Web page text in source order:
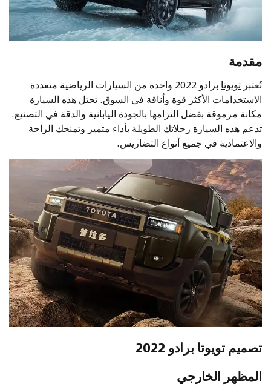
مقدمة
تُعتبر تويوتا
برادو 2022 واحدة من السيارات الرياضية متعددة
الاستخدامات الأكثر قوة وأناقة في السوق. تحتل هذه السيارة
مكانة مرموقة بفضل التزامها بالجودة اليابانية والدقة في التصنيع.
تدعم هذه السيارة رحلاتك الطويلة بأداء متميز وتمنحك الراحة
والاعتمادية في جميع أنواع التضاريس.
تصميم تويوتا برادو 2022
المظهر الخارجي